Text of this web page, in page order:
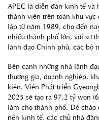
APEC là diễn đàn kinh tế và
thành viên trên toàn khu
lập từ năm 1989, cho đến
nhiều thành phố lớn, với sự
lãnh đạo Chính phủ, các bộ
Bên cạnh những nhà lãnh
thương gia, doanh nghiệp,
kiện. Viện Phát triển
2025 sẽ tạo ra 97,2 tỷ won
làm cho thành phố. Để chào
nền kinh tế, các chủ nhà